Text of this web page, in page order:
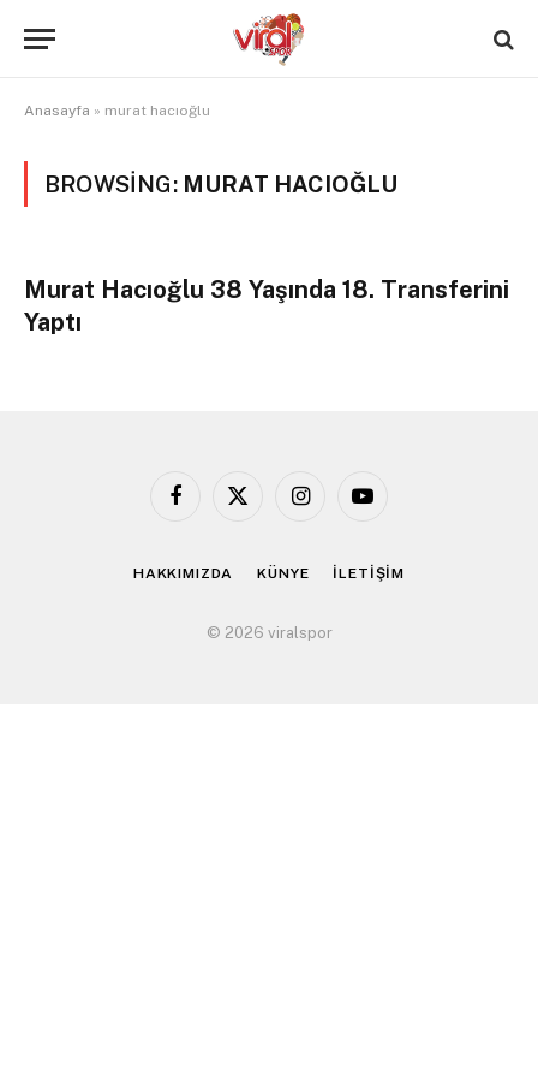
Anasayfa » murat hacıoğlu
BROWSING: MURAT HACIOĞLU
Murat Hacıoğlu 38 Yaşında 18. Transferini
Yaptı
Facebook
X
InstagramYouTube
HAKKIMIZDA KÜNYE İLETİŞİM
© 2026 viralspor